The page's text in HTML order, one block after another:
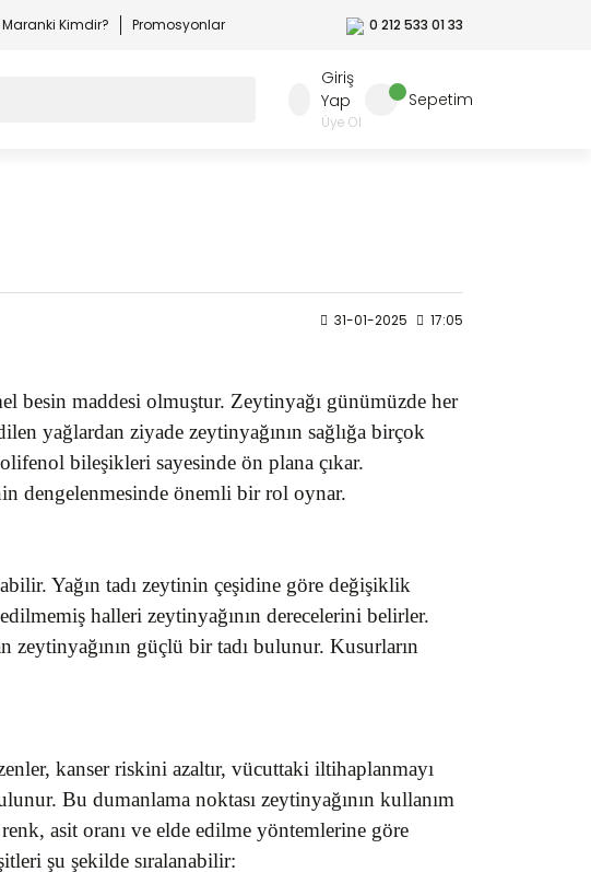
Kimdir? Promosyonlar 0 212 533 01 33
Giriş
Yap
Üye Ol
Sepetim
31-01-2025 17:05
besin maddesi olmuştur. Zeytinyağı günümüzde her
yağlardan ziyade zeytinyağının sağlığa birçok
bileşikleri sayesinde ön plana çıkar.
dengelenmesinde önemli bir rol oynar.
Yağın tadı zeytinin çeşidine göre değişiklik
halleri zeytinyağının derecelerini belirler.
güçlü bir tadı bulunur. Kusurların
kanser riskini azaltır, vücuttaki iltihaplanmayı
Bu dumanlama noktası zeytinyağının kullanım
asit oranı ve elde edilme yöntemlerine göre
şu şekilde sıralanabilir: